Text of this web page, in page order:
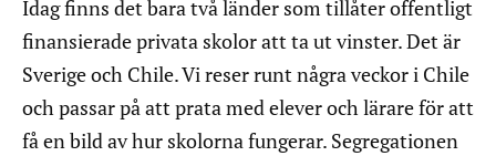
Idag finns det bara två länder som tillåter offentligt
finansierade privata skolor att ta ut vinster. Det är
Sverige och Chile. Vi reser runt några veckor i Chile
och passar på att prata med elever och lärare för att
få en bild av hur skolorna fungerar. Segregationen